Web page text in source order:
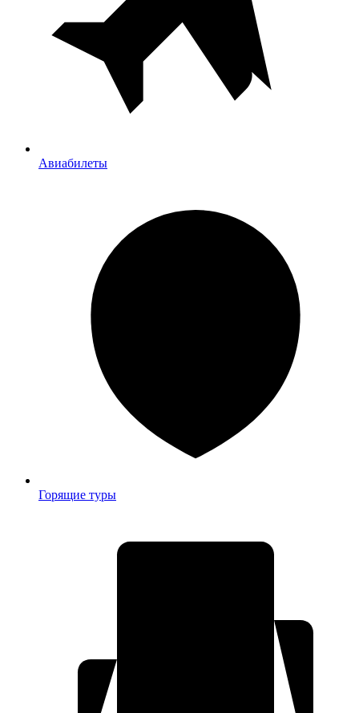
Авиабилеты
Горящие туры